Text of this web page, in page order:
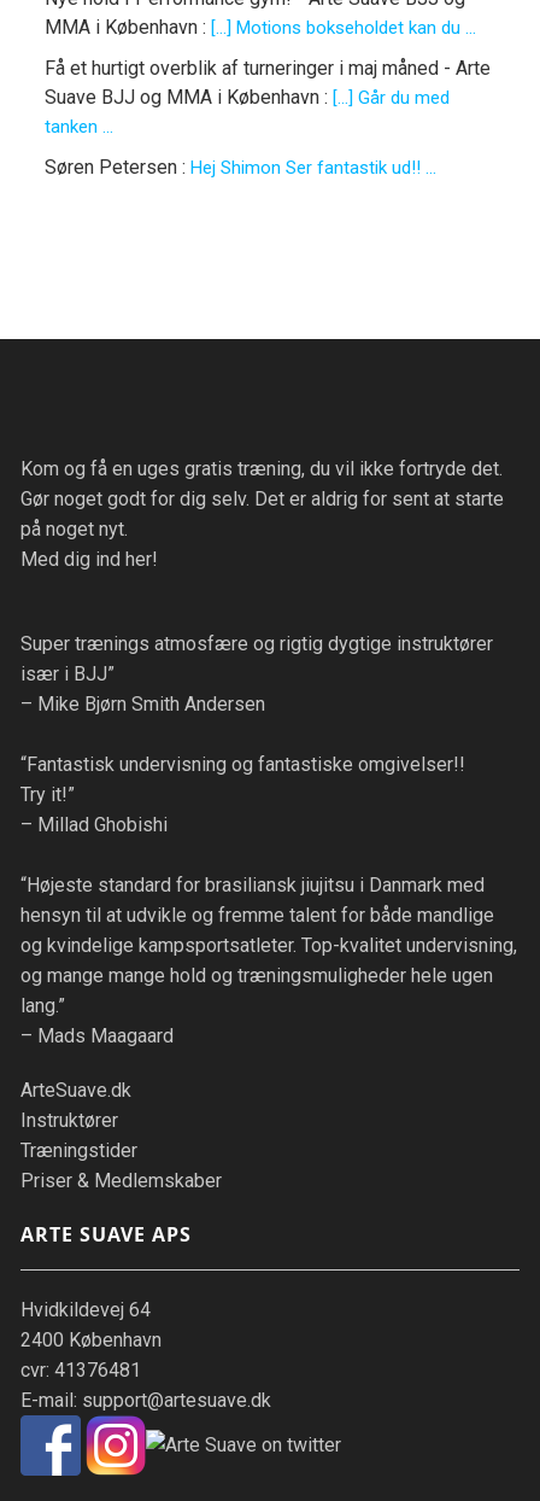
MMA i København: […] Motions bokseholdet kan du ...
Få et hurtigt overblik af turneringer i maj måned - Arte
Suave BJJ og MMA i København: […] Går du med
tanken ...
Søren Petersen: Hej Shimon Ser fantastik ud!! ...
Kom og få en uges gratis træning, du vil ikke fortryde det.
Gør noget godt for dig selv. Det er aldrig for sent at starte
på noget nyt.
Med dig ind her!
Super trænings atmosfære og rigtig dygtige instruktører
især i BJJ”
– Mike Bjørn Smith Andersen
“Fantastisk undervisning og fantastiske omgivelser!!
Try it!”
– Millad Ghobishi
“Højeste standard for brasiliansk jiujitsu i Danmark med
hensyn til at udvikle og fremme talent for både mandlige
og kvindelige kampsportsatleter. Top-kvalitet undervisning,
og mange mange hold og træningsmuligheder hele ugen
lang.”
– Mads Maagaard
ArteSuave.dk
Instruktører
Træningstider
Priser & Medlemskaber
ARTE SUAVE APS
Hvidkildevej 64
2400 København
cvr: 41376481
E-mail: support@artesuave.dk